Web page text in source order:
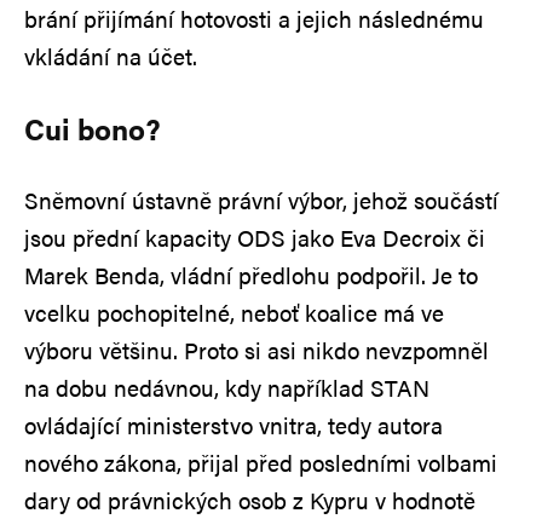
brání přijímání hotovosti a jejich následnému
vkládání na účet.
Cui bono?
Sněmovní ústavně právní výbor, jehož součástí
jsou přední kapacity ODS jako Eva Decroix či
Marek Benda, vládní předlohu podpořil. Je to
vcelku pochopitelné, neboť koalice má ve
výboru většinu. Proto si asi nikdo nevzpomněl
na dobu nedávnou, kdy například STAN
ovládající ministerstvo vnitra, tedy autora
nového zákona, přijal před posledními volbami
dary od právnických osob z Kypru v hodnotě